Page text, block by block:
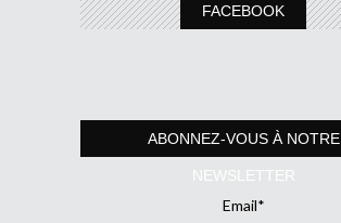
FACEBOOK
ABONNEZ-VOUS À NOTRE
NEWSLETTER
Email*